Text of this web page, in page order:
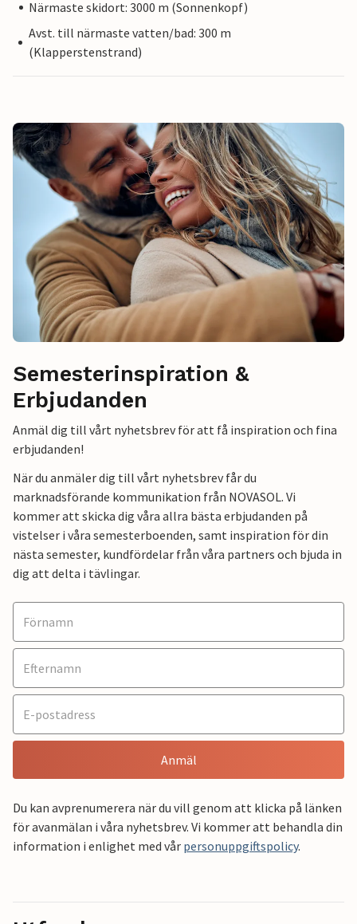
Närmaste skidort: 3000 m (Sonnenkopf)
Avst. till närmaste vatten/bad: 300 m
(Klapperstenstrand)
Semesterinspiration &
Erbjudanden
Anmäl dig till vårt nyhetsbrev för att få inspiration och fina
erbjudanden!
När du anmäler dig till vårt nyhetsbrev får du
marknadsförande kommunikation från NOVASOL. Vi
kommer att skicka dig våra allra bästa erbjudanden på
vistelser i våra semesterboenden, samt inspiration för din
nästa semester, kundfördelar från våra partners och bjuda in
dig att delta i tävlingar.
Anmäl
Du kan avprenumerera när du vill genom att klicka på länken
för avanmälan i våra nyhetsbrev. Vi kommer att behandla din
information i enlighet med vår personuppgiftspolicy.